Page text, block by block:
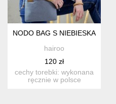
KOPERTÓWKA Z PASKIEM
NODO BAG S NIEBIESKA
hairoo
120 zł
cechy torebki: wykonana
ręcznie w polsce